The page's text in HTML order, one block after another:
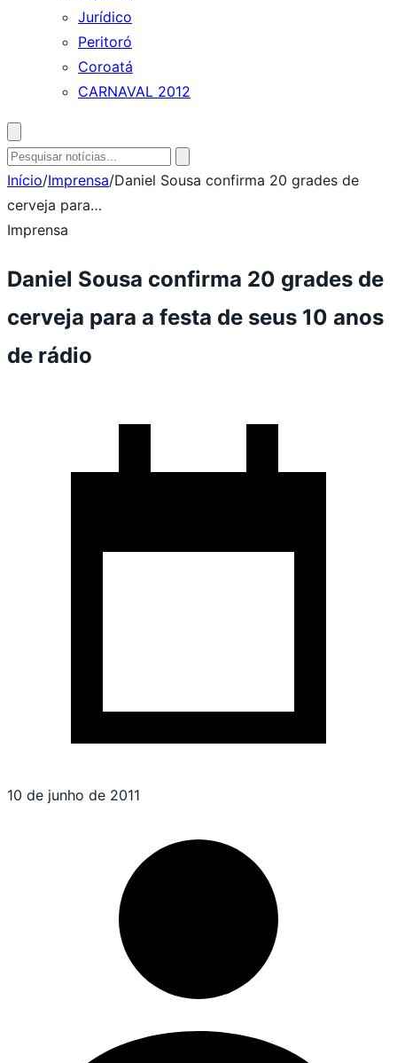
Jurídico
Peritoró
Coroatá
CARNAVAL 2012
busca
Pesquisar
por:
Início/Imprensa/Daniel Sousa confirma 20 grades de
cerveja para…
Imprensa
Daniel Sousa confirma 20 grades de
cerveja para a festa de seus 10 anos
de rádio
10 de junho de 2011